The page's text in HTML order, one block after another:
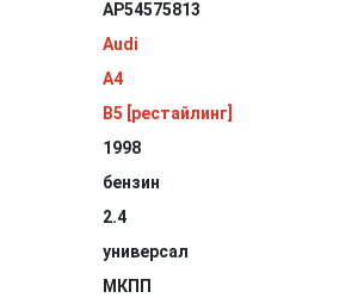
AP54575813
Audi
A4
B5 [рестайлинг]
1998
бензин
2.4
универсал
МКПП